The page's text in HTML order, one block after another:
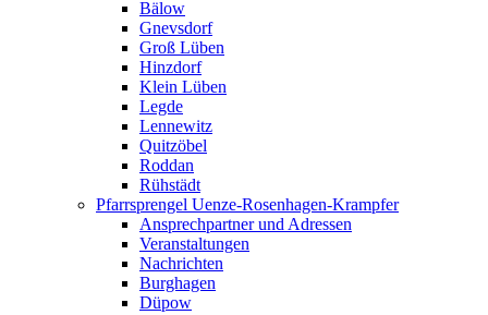
Bälow
Gnevsdorf
Groß Lüben
Hinzdorf
Klein Lüben
Legde
Lennewitz
Quitzöbel
Roddan
Rühstädt
Pfarrsprengel Uenze-Rosenhagen-Krampfer
Ansprechpartner und Adressen
Veranstaltungen
Nachrichten
Burghagen
Düpow